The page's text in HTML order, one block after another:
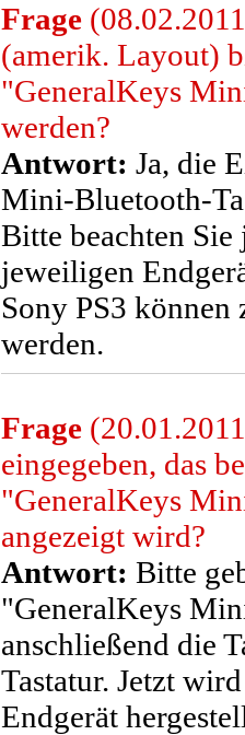
Frage
(amerik. Layout)
"GeneralKeys
werden?
Antwort: Ja, die
Mini-Bluetooth-
Bitte beachten
jeweiligen
Sony PS3
werden.
Frage
eingegeben, das
"GeneralKeys
angezeigt wird?
Antwort: Bitte
"GeneralKeys
anschließend die
Tastatur. Jetzt
Endgerät